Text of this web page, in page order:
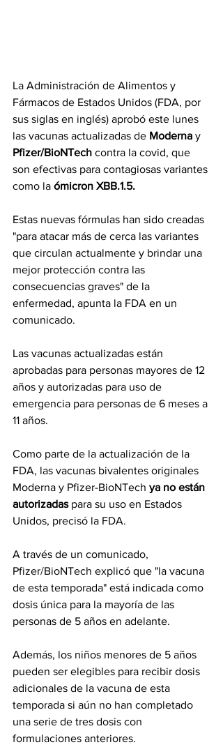
La Administración de Alimentos y
Fármacos de Estados Unidos (FDA, por
sus siglas en inglés) aprobó este lunes
las vacunas actualizadas de Moderna y
Pfizer/BioNTech contra la covid, que
son efectivas para contagiosas variantes
como la ómicron XBB.1.5.
Estas nuevas fórmulas han sido creadas
"para atacar más de cerca las variantes
que circulan actualmente y brindar una
mejor protección contra las
consecuencias graves" de la
enfermedad, apunta la FDA en un
comunicado.
Las vacunas actualizadas están
aprobadas para personas mayores de 12
años y autorizadas para uso de
emergencia para personas de 6 meses a
11 años.
Como parte de la actualización de la
FDA, las vacunas bivalentes originales
Moderna y Pfizer-BioNTech ya no están
autorizadas para su uso en Estados
Unidos, precisó la FDA.
A través de un comunicado,
Pfizer/BioNTech explicó que "la vacuna
de esta temporada" está indicada como
dosis única para la mayoría de las
personas de 5 años en adelante.
Además, los niños menores de 5 años
pueden ser elegibles para recibir dosis
adicionales de la vacuna de esta
temporada si aún no han completado
una serie de tres dosis con
formulaciones anteriores.